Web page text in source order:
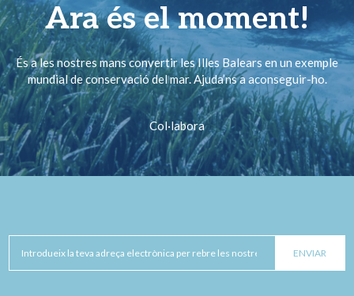
Ara és el moment!
És a les nostres mans convertir les Illes Balears en un exemple
mundial de conservació del mar. Ajuda’ns a aconseguir-ho.
Col·labora